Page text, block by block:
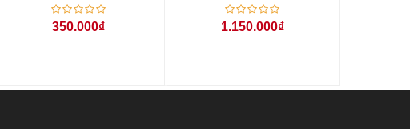
350.000₫ 1.150.000₫